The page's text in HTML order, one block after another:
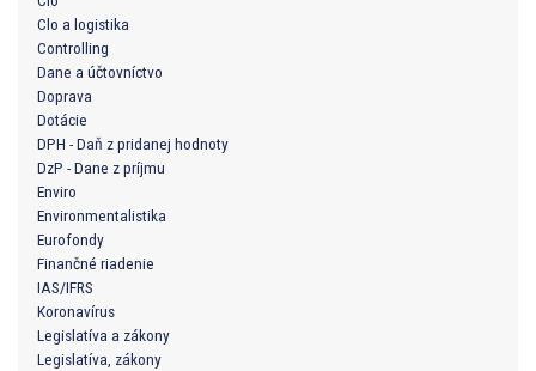
Clo a logistika
Controlling
Dane a účtovníctvo
Doprava
Dotácie
DPH - Daň z pridanej hodnoty
DzP - Dane z príjmu
Enviro
Environmentalistika
Eurofondy
Finančné riadenie
IAS/IFRS
Koronavírus
Legislatíva a zákony
Legislatíva, zákony